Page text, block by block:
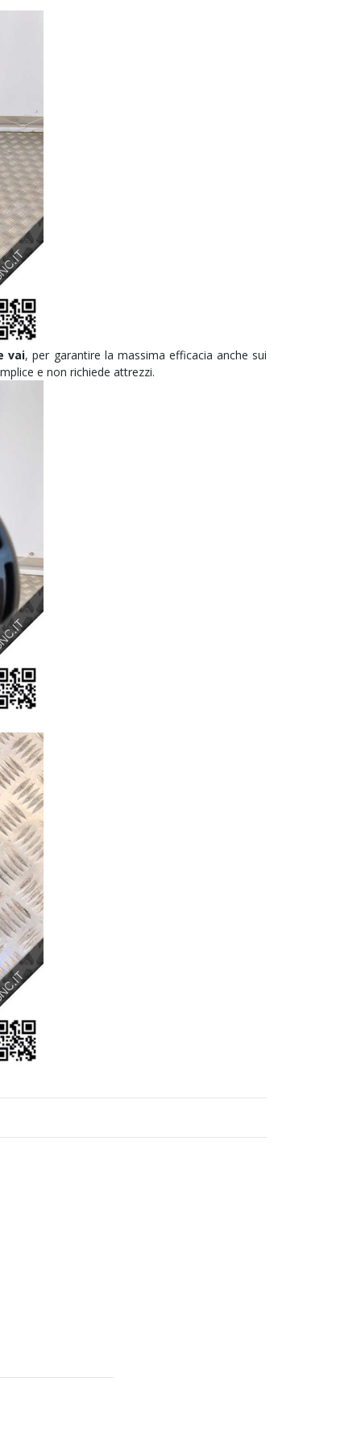
vai, per garantire la massima efficacia anche sui
e non richiede attrezzi.